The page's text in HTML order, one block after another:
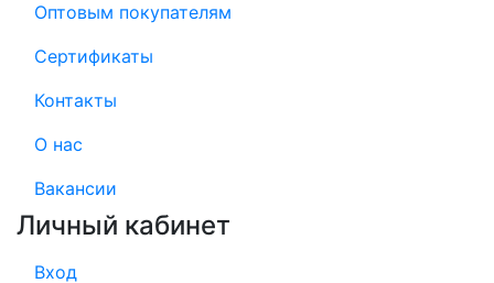
Оптовым покупателям
Сертификаты
Контакты
О нас
Вакансии
Личный кабинет
Вход